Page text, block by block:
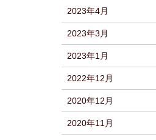
2023年4月
2023年3月
2023年1月
2022年12月
2020年12月
2020年11月